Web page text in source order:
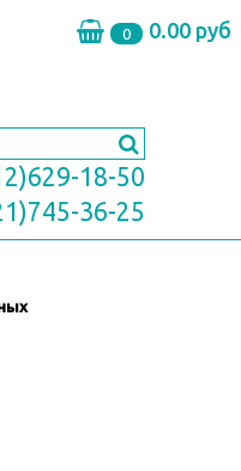
0 0.00 руб
18-50
36-25